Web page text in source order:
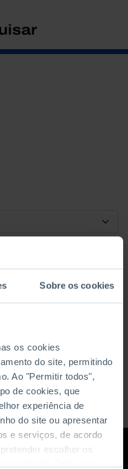
Sobre os cookies
os cookies
do site, permitindo
Ao "Permitir todos",
de cookies, que
experiência de
do site ou apresentar
e serviços, de acordo
escolher os